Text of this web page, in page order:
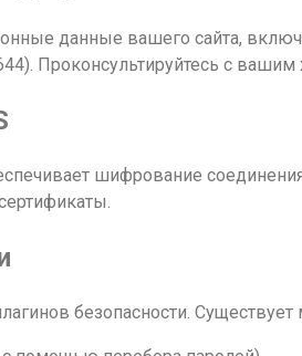
данные вашего сайта,
Проконсультируйтесь с
шифрование
безопасности.